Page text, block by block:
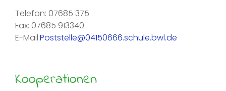
Telefon: 07685 375
Fax: 07685 913340
E-Mail:Poststelle@04150666.schule.bwl.de
Kooperationen